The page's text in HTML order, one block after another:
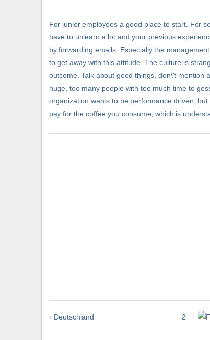
For junior employees a good place to start. For
have to unlearn a lot and your previous
by forwarding emails. Especially the
to get away with this attitude. The culture is
outcome. Talk about good things, don\'t mention
huge, too many people with too much time to
organization wants to be performance driven,
pay for the coffee you consume, which is
› Deutschland 2